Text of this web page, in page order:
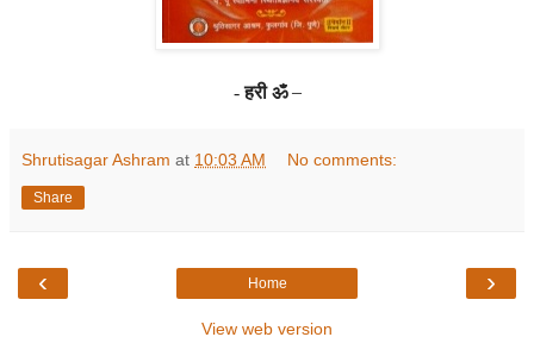
-हरी ॐ–
Shrutisagar Ashram at 10:03 AM No comments:
Share
‹ ›
Home
View web version